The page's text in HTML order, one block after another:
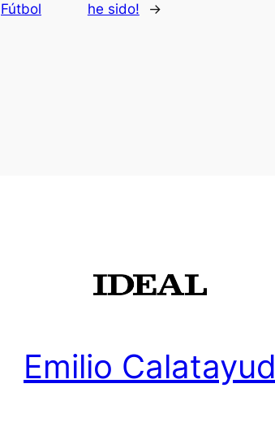
Fútbol
he sido!
→
Emilio Calatayud